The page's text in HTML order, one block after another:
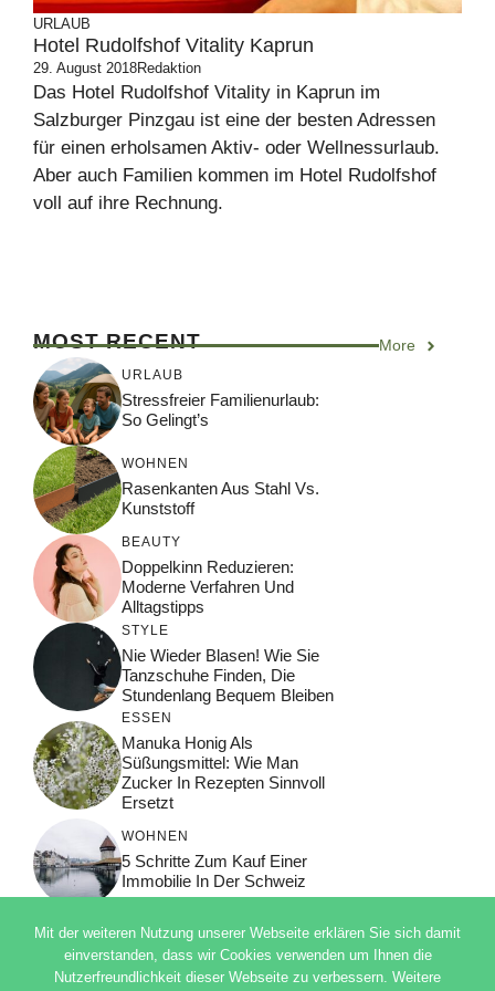
URLAUB
Hotel Rudolfshof Vitality Kaprun
29. August 2018Redaktion
Das Hotel Rudolfshof Vitality in Kaprun im
Salzburger Pinzgau ist eine der besten Adressen
für einen erholsamen Aktiv- oder Wellnessurlaub.
Aber auch Familien kommen im Hotel Rudolfshof
voll auf ihre Rechnung.
MOST RECENT More
URLAUB
Stressfreier Familienurlaub:
So Gelingt’s
WOHNEN
Rasenkanten Aus Stahl Vs.
Kunststoff
BEAUTY
Doppelkinn Reduzieren:
Moderne Verfahren Und
Alltagstipps
STYLE
Nie Wieder Blasen! Wie Sie
Tanzschuhe Finden, Die
Stundenlang Bequem Bleiben
ESSEN
Manuka Honig Als
Süßungsmittel: Wie Man
Zucker In Rezepten Sinnvoll
Ersetzt
WOHNEN
5 Schritte Zum Kauf Einer
Immobilie In Der Schweiz
Mit der weiteren Nutzung unserer Webseite erklären Sie sich damit
einverstanden, dass wir Cookies verwenden um Ihnen die
Nutzerfreundlichkeit dieser Webseite zu verbessern. Weitere